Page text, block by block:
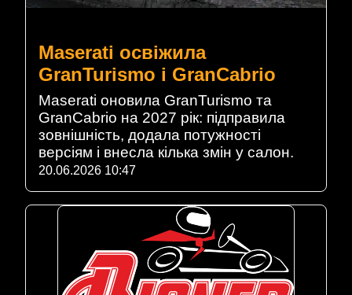
Maserati освіжила
GranTurismo і GranCabrio
Maserati оновила GranTurismo та
GranCabrio на 2027 рік: підправила
зовнішність, додала потужності
версіям і внесла кілька змін у салон.
20.06.2026 10:47